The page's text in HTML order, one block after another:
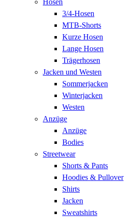
3/4-Hosen
MTB-Shorts
Kurze Hosen
Lange Hosen
Trägerhosen
Jacken und Westen
Sommerjacken
Winterjacken
Westen
Anzüge
Anzüge
Bodies
Streetwear
Shorts & Pants
Hoodies & Pullover
Shirts
Jacken
Sweatshirts